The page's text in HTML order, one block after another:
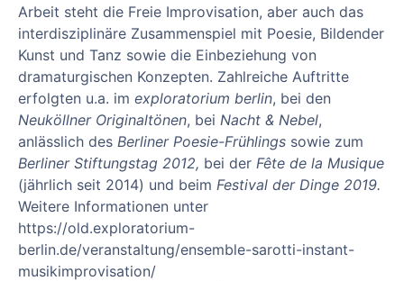
Arbeit steht die Freie Improvisation, aber auch das
interdisziplinäre Zusammenspiel mit Poesie, Bildender
Kunst und Tanz sowie die Einbeziehung von
dramaturgischen Konzepten. Zahlreiche Auftritte
erfolgten u.a. im exploratorium berlin, bei den
Neuköllner Originaltönen, bei Nacht & Nebel,
anlässlich des Berliner Poesie-Frühlings sowie zum
Berliner Stiftungstag 2012, bei der Fête de la Musique
(jährlich seit 2014) und beim Festival der Dinge 2019.
Weitere Informationen unter
https://old.exploratorium-
berlin.de/veranstaltung/ensemble-sarotti-instant-
musikimprovisation/